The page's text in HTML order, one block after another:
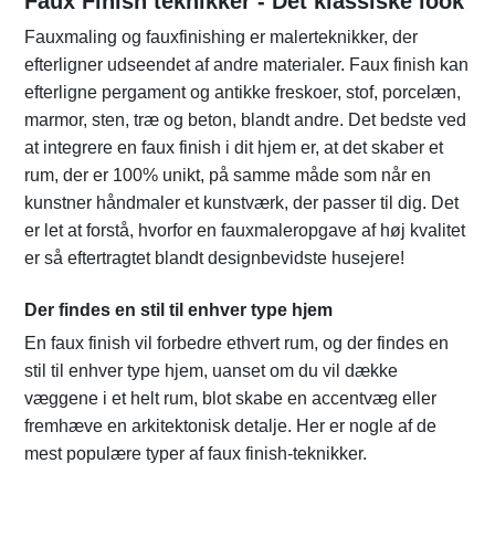
Fauxmaling og fauxfinishing er malerteknikker, der
efterligner udseendet af andre materialer. Faux finish kan
efterligne pergament og antikke freskoer, stof, porcelæn,
marmor, sten, træ og beton, blandt andre. Det bedste ved
at integrere en faux finish i dit hjem er, at det skaber et
rum, der er 100% unikt, på samme måde som når en
kunstner håndmaler et kunstværk, der passer til dig. Det
er let at forstå, hvorfor en fauxmaleropgave af høj kvalitet
er så eftertragtet blandt designbevidste husejere!
Der findes en stil til enhver type hjem
En faux finish vil forbedre ethvert rum, og der findes en
stil til enhver type hjem, uanset om du vil dække
væggene i et helt rum, blot skabe en accentvæg eller
fremhæve en arkitektonisk detalje. Her er nogle af de
mest populære typer af faux finish-teknikker.